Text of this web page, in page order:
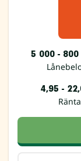
5 000 - 800
4,95 -
Ränta